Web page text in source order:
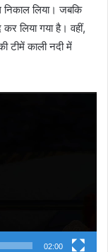
लिया। जबकि
लिया गया है। वहीं,
टीमें काली नदी में
02:00